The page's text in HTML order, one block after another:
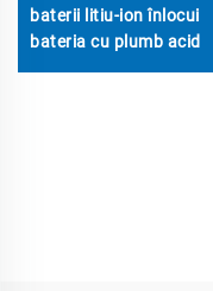
baterii litiu-ion înlocui
bateria cu plumb acid